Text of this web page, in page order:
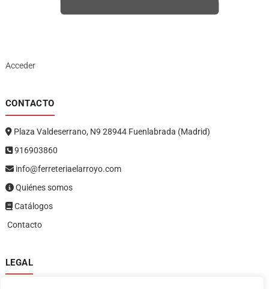
Acceder
CONTACTO
Plaza Valdeserrano, N9 28944 Fuenlabrada (Madrid)
916903860
info@ferreteriaelarroyo.com
Quiénes somos
Catálogos
Contacto
LEGAL